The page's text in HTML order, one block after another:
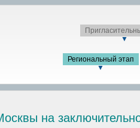
▼
Региональный этап
▼
на